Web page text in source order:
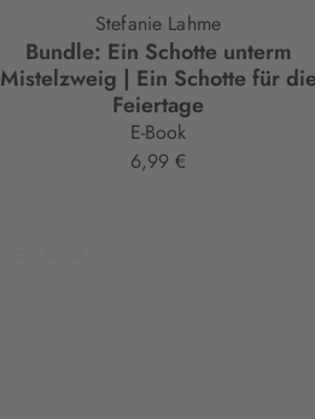
Stefanie Lahme
Bundle: Ein Schotte unterm
Mistelzweig | Ein Schotte für
Feiertage
E-Book
6,99 €